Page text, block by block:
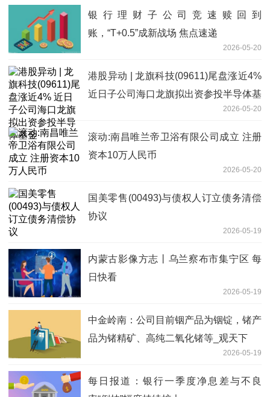
银行理财子公司竞速赎回到
账，“T+0.5”成新战场 焦点速递
2026-05-20
港股异动 | 龙旗科技(09611)尾盘涨近4%
近日子公司海口龙旗拟出资参投半导体基
2026-05-20
滚动:南昌唯兰帝卫浴有限公司成立 注册
资本10万人民币
2026-05-20
国美零售(00493)与债权人订立债务清偿
协议
2026-05-19
内蒙古影像方志丨乌兰察布市集宁区 每
日快看
2026-05-19
中金岭南：公司目前铟产品为铟锭，锗产
品为锗精矿、高纯二氧化锗等_观天下
2026-05-19
每日报道：银行一季度净息差与不良